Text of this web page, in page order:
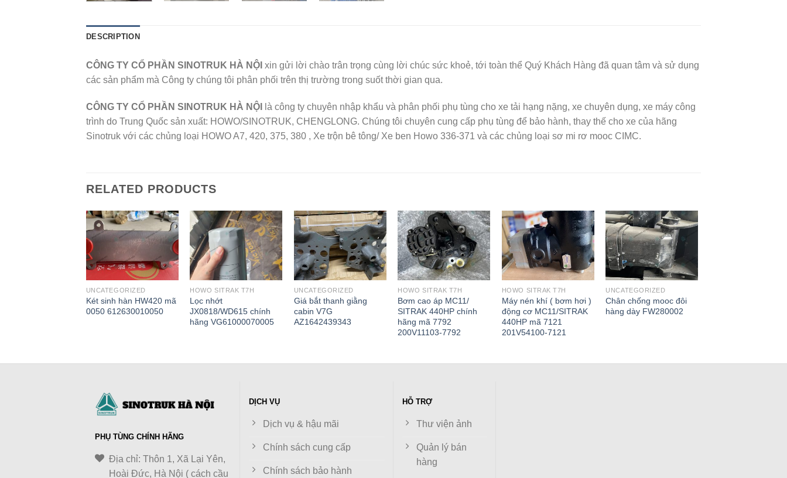
DESCRIPTION
CÔNG TY CỔ PHẦN SINOTRUK HÀ NỘI xin gửi lời chào trân trọng cùng lời chúc sức khoẻ, tới toàn thể Quý Khách Hàng đã quan tâm và sử dụng
các sản phẩm mà Công ty chúng tôi phân phối trên thị trường trong suốt thời gian qua.
CÔNG TY CỔ PHẦN SINOTRUK HÀ NỘI
là công ty chuyên nhập khẩu và phân phối phụ tùng cho xe tải hạng nặng, xe chuyên dụng, xe máy công
trình do Trung Quốc sản xuất: HOWO/SINOTRUK, CHENGLONG. Chúng tôi chuyên cung cấp phụ tùng để bảo hành, thay thế cho xe của hãng
Sinotruk với các chủng loại HOWO A7, 420, 375, 380 , Xe trộn bê tông/ Xe ben Howo 336-371 và các chủng loại sơ mi rơ mooc CIMC.
RELATED PRODUCTS
UNCATEGORIZED
Két sinh hàn HW420 mã
0050 612630010050
HOWO SITRAK T7H
Lọc nhớt
JX0818/WD615 chính
hãng VG61000070005
UNCATEGORIZED
Giá bắt thanh giằng
cabin V7G
AZ1642439343
HOWO SITRAK T7H
Bơm cao áp MC11/
SITRAK 440HP chính
hãng mã 7792
200V11103-7792
HOWO SITRAK T7H
Máy nén khí ( bơm hơi )
động cơ MC11/SITRAK
440HP mã 7121
201V54100-7121
UNCATEGORIZED
Chân chống mooc đôi
hàng dày FW280002
PHỤ TÙNG CHÍNH HÃNG
Địa chỉ: Thôn 1, Xã Lại Yên,
Hoài Đức, Hà Nội ( cách cầu
DỊCH VỤ
Dịch vụ & hậu mãi
Chính sách cung cấp
Chính sách bảo hành
HỖ TRỢ
Thư viện ảnh
Quản lý bán
hàng